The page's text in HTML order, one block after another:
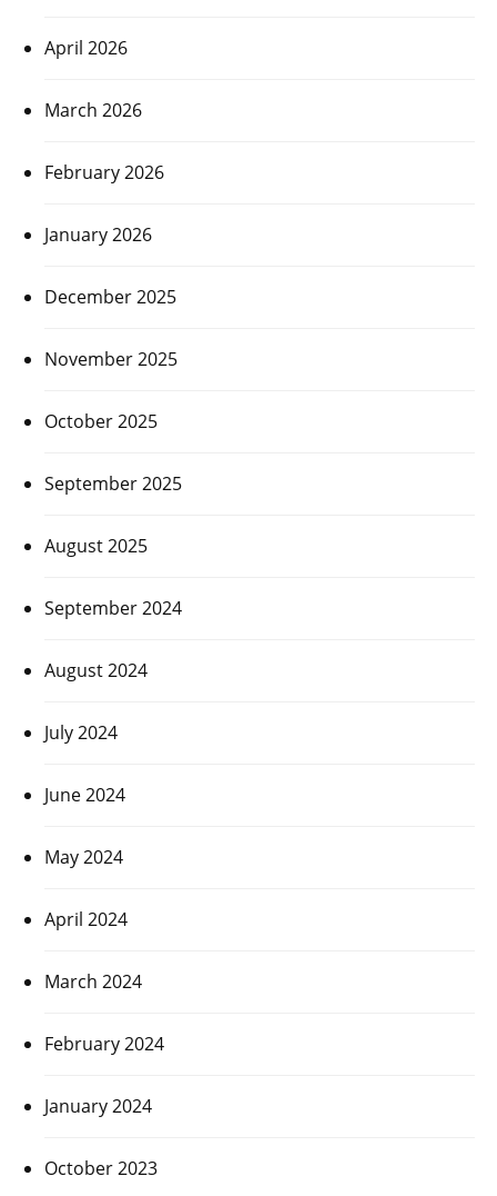
April 2026
March 2026
February 2026
January 2026
December 2025
November 2025
October 2025
September 2025
August 2025
September 2024
August 2024
July 2024
June 2024
May 2024
April 2024
March 2024
February 2024
January 2024
October 2023